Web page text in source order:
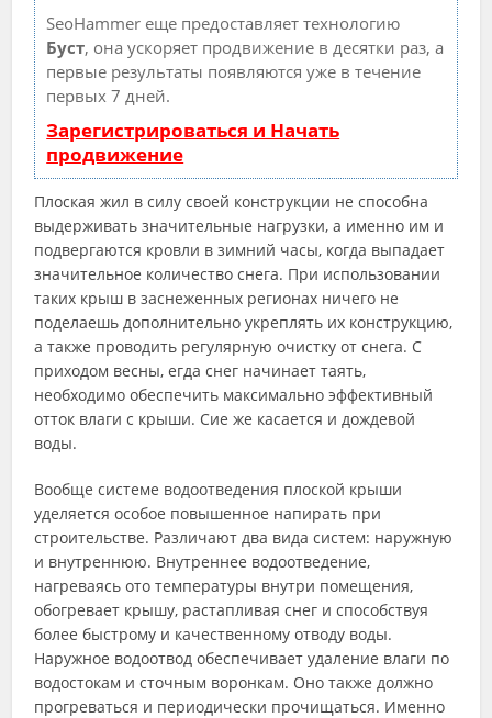
SeoHammer еще предоставляет технологию
Буст, она ускоряет продвижение в десятки раз, а
первые результаты появляются уже в течение
первых 7 дней.
Зарегистрироваться и Начать
продвижение
Плоская жил в силу своей конструкции не способна
выдерживать значительные нагрузки, а именно им и
подвергаются кровли в зимний часы, когда выпадает
значительное количество снега. При использовании
таких крыш в заснеженных регионах ничего не
поделаешь дополнительно укреплять их конструкцию,
а также проводить регулярную очистку от снега. С
приходом весны, егда снег начинает таять,
необходимо обеспечить максимально эффективный
отток влаги с крыши. Сие же касается и дождевой
воды.
Вообще системе водоотведения плоской крыши
уделяется особое повышенное напирать при
строительстве. Различают два вида систем: наружную
и внутреннюю. Внутреннее водоотведение,
нагреваясь ото температуры внутри помещения,
обогревает крышу, растапливая снег и способствуя
более быстрому и качественному отводу воды.
Наружное водоотвод обеспечивает удаление влаги по
водостокам и сточным воронкам. Оно также должно
прогреваться и периодически прочищаться. Именно